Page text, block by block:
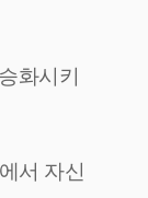
화시키
서 자신